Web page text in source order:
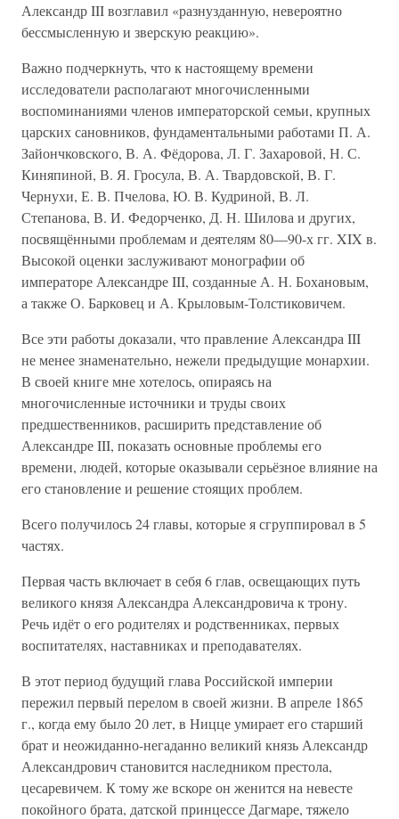
Александр III возглавил «разнузданную, невероятно
бессмысленную и зверскую реакцию».
Важно подчеркнуть, что к настоящему времени
исследователи располагают многочисленными
воспоминаниями членов императорской семьи, крупных
царских сановников, фундаментальными работами П. А.
Зайончковского, В. А. Фёдорова, Л. Г. Захаровой, Н. С.
Киняпиной, В. Я. Гросула, В. А. Твардовской, В. Г.
Чернухи, Е. В. Пчелова, Ю. В. Кудриной, В. Л.
Степанова, В. И. Федорченко, Д. Н. Шилова и других,
посвящёнными проблемам и деятелям 80—90-х гг. XIX в.
Высокой оценки заслуживают монографии об
императоре Александре III, созданные А. Н. Бохановым,
а также О. Барковец и А. Крыловым-Толстиковичем.
Все эти работы доказали, что правление Александра III
не менее знаменательно, нежели предыдущие монархии.
В своей книге мне хотелось, опираясь на
многочисленные источники и труды своих
предшественников, расширить представление об
Александре III, показать основные проблемы его
времени, людей, которые оказывали серьёзное влияние на
его становление и решение стоящих проблем.
Всего получилось 24 главы, которые я сгруппировал в 5
частях.
Первая часть включает в себя 6 глав, освещающих путь
великого князя Александра Александровича к трону.
Речь идёт о его родителях и родственниках, первых
воспитателях, наставниках и преподавателях.
В этот период будущий глава Российской империи
пережил первый перелом в своей жизни. В апреле 1865
г., когда ему было 20 лет, в Ницце умирает его старший
брат и неожиданно-негаданно великий князь Александр
Александрович становится наследником престола,
цесаревичем. К тому же вскоре он женится на невесте
покойного брата, датской принцессе Дагмаре, тяжело